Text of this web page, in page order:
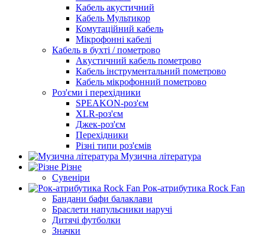
Кабель акустичний
Кабель Мультикор
Комутаційний кабель
Мікрофонні кабелі
Кабель в бухті / пометрово
Акустичний кабель пометрово
Кабель інструментальний пометрово
Кабель мікрофонний пометрово
Роз'єми і перехідники
SPEAKON-роз'єм
XLR-роз'єм
Джек-роз'єм
Перехідники
Різні типи роз'ємів
Музична література
Різне
Сувеніри
Рок-атрибутика Rock Fan
Бандани бафи балаклави
Браслети напульсники наручі
Дитячі футболки
Значки